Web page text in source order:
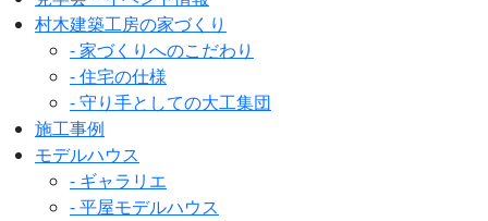
村木建築工房の家づくり
- 家づくりへのこだわり
- 住宅の仕様
- 守り手としての大工集団
施工事例
モデルハウス
- ギャラリエ
- 平屋モデルハウス